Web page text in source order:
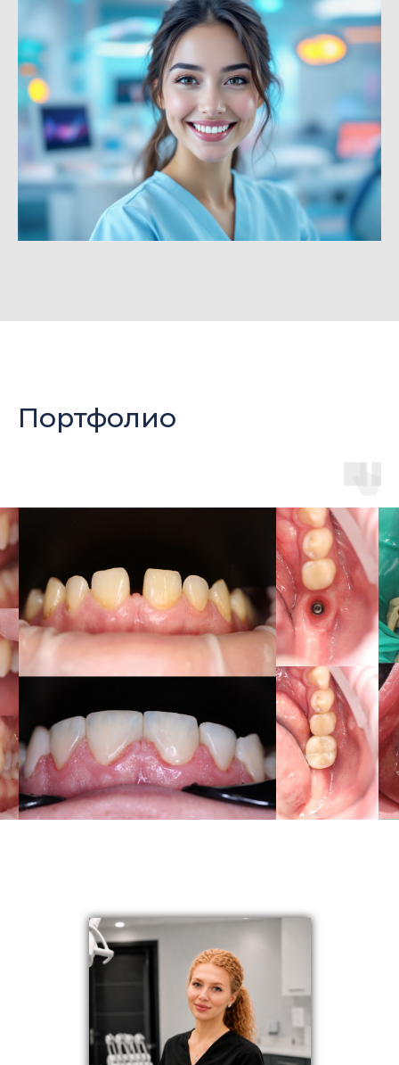
Портфолио